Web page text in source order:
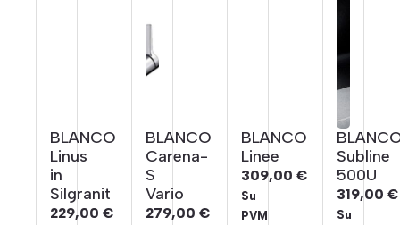
BLANCO
Linus
in
Silgranit
229,00 €
BLANCO
Carena-
S
Vario
279,00 €
BLANCO
Linee
309,00 €
Su
PVM
Subline
500U
319,00 €
Su